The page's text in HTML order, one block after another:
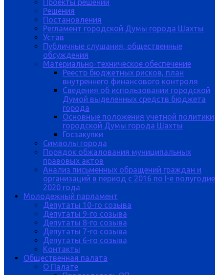
Проекты решений
Решения
Постановления
Регламент городской Думы города Шахты
Устав
Публичные слушания, общественные
обсуждения
Материально-техническое обеспечение
Реестр бюджетных рисков, план
внутреннего финансового контроля
Сведения об использовании городской
Думой выделенных средств бюджета
города
Основные положения учетной политики
городской Думы города Шахты
Госзакупки
Символы города
Порядок обжалования муниципальных
правовых актов
Анализ письменных обращений граждан и
организаций в период с 2016 по I-е полугодие
2020 года
Молодежный парламент
Депутаты 10-го созыва
Депутаты 9-го созыва
Депутаты 8-го созыва
Депутаты 7-го созыва
Депутаты 6-го созыва
Контакты
Общественная палата
О Палате